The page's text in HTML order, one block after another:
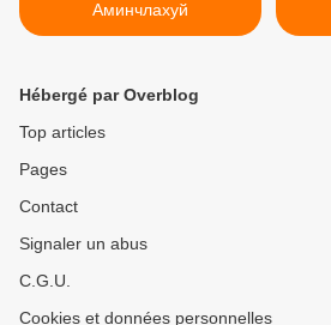
Аминчлахуй
Hébergé par Overblog
Top articles
Pages
Contact
Signaler un abus
C.G.U.
Cookies et données personnelles